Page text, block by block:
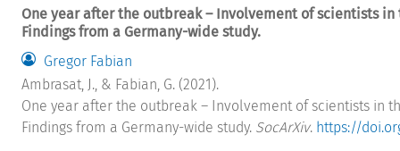
One year after the outbreak – Involvement of scientists in
Findings from a Germany-wide study.
Gregor Fabian
Ambrasat, J., & Fabian, G. (2021).
One year after the outbreak – Involvement of scientists in
Findings from a Germany-wide study. SocArXiv. https://